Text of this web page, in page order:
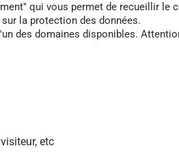
qui vous permet de recueillir
la protection des données.
des domaines disponibles.
etc